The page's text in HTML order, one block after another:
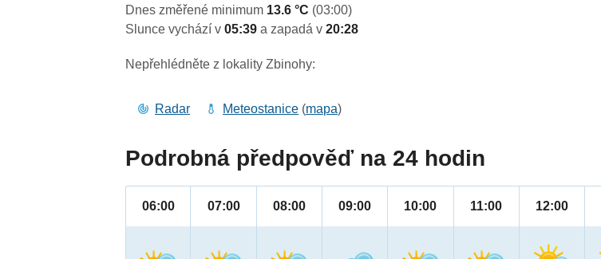
Dnes změřené minimum 13.6 °C (03:00)
Slunce vychází v05:39a zapadá v20:28
Nepřehlédněte z lokality Zbinohy:
Radar Meteostanice (mapa)
Podrobná předpověď na 24 hodin
06:00 07:00 08:00 09:00 10:00 11:00 12:00